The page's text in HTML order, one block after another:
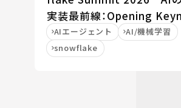
実装最前線：Opening
AIエージェント
AI/機械学習
snowflake